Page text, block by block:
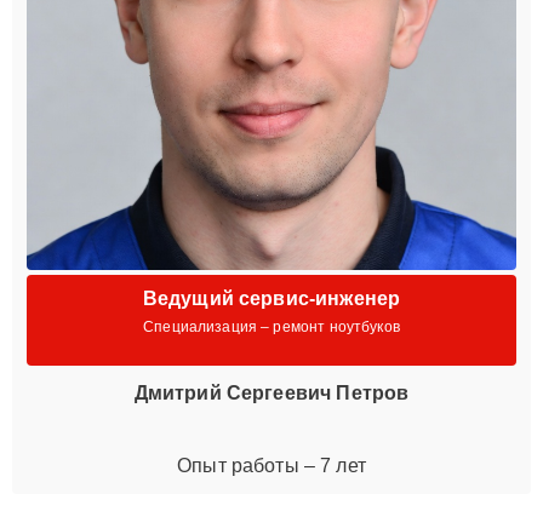
Ведущий сервис-инженер
Специализация – ремонт ноутбуков
Дмитрий Сергеевич Петров
Опыт работы – 7 лет